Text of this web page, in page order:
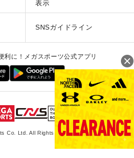
表示
SNSガイドライン
利に！メガスポーツ公式アプリ
Co. Ltd. All Rights Reserved.